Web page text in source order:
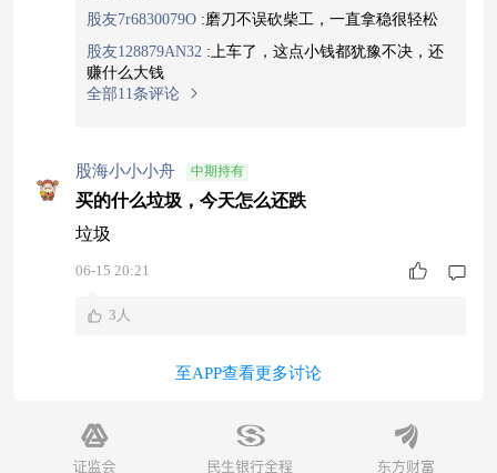
股友7r6830079O :磨刀不误砍柴工，一直拿稳很轻松
股友128879AN32 : 上车了，这点小钱都犹豫不决，还
赚什么大钱
全部11条评论
股海小小小舟 中期持有
买的什么垃圾，今天怎么还跌
垃圾
06-15 20:21
3人
至APP查看更多讨论